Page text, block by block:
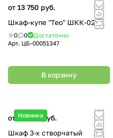
от 13 750 руб.
Шкаф-купе "Тео" ШКК-02
0 0
Достаточно
Арт. ЦБ-00051347
В корзину
Новинка
от 19 030 руб.
Шкаф 3-х створчатый